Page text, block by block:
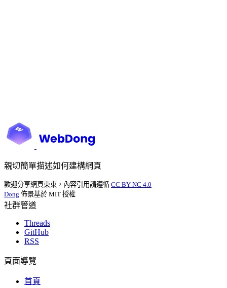
親切簡單描述如何建構網頁
歡迎分享網頁東東，內容引用請遵循 CC BY-NC 4.0
Dong 佈景基於 MIT 授權
社群管道
Threads
GitHub
RSS
頁面導覽
首頁